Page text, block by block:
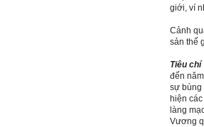
giới, ví
Cảnh
sản thế
Tiêu chí
đến
sự bùng
hiện
làng
Vương